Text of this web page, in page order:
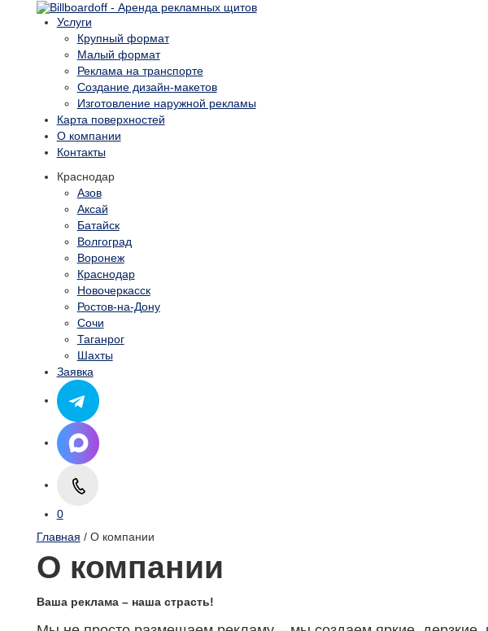
Услуги
Крупный формат
Малый формат
Реклама на транспорте
Создание дизайн-макетов
Изготовление наружной рекламы
Карта поверхностей
О компании
Контакты
Краснодар
Азов
Аксай
Батайск
Волгоград
Воронеж
Краснодар
Новочеркасск
Ростов-на-Дону
Сочи
Таганрог
Шахты
Заявка
0
Главная / О компании
О компании
Ваша реклама – наша страсть!